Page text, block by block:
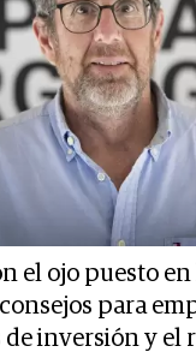
el ojo puesto en
para
inversión y el